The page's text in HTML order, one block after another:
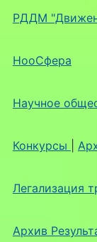
РДДМ
НооСфера
Научное
Конкурсы
Легализация
Архив